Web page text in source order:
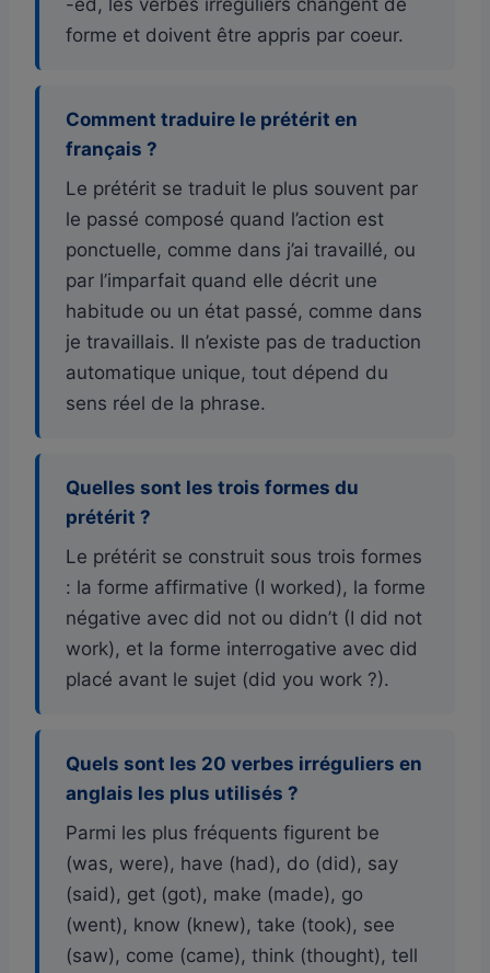
forme et doivent être appris par coeur.
Comment traduire le prétérit en
français ?
Le prétérit se traduit le plus souvent par
le passé composé quand l’action est
ponctuelle, comme dans j’ai travaillé, ou
par l’imparfait quand elle décrit une
habitude ou un état passé, comme dans
je travaillais. Il n’existe pas de traduction
automatique unique, tout dépend du
sens réel de la phrase.
Quelles sont les trois formes du
prétérit ?
Le prétérit se construit sous trois formes
: la forme affirmative (I worked), la forme
négative avec did not ou didn’t (I did not
work), et la forme interrogative avec did
placé avant le sujet (did you work ?).
Quels sont les 20 verbes irréguliers en
anglais les plus utilisés ?
Parmi les plus fréquents figurent be
(was, were), have (had), do (did), say
(said), get (got), make (made), go
(went), know (knew), take (took), see
(saw), come (came), think (thought), tell